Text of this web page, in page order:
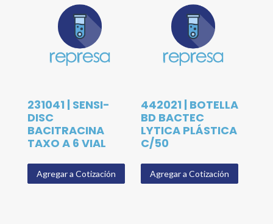
231041 | SENSI-
DISC
BACITRACINA
TAXO A 6 VIAL
Agregar a Cotización
442021 | BOTELLA
BD BACTEC
LYTICA PLÁSTICA
C/50
Agregar a Cotización